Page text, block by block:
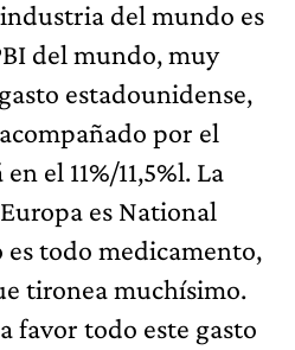
del mundo es
del mundo, muy
estadounidense,
por el
el 11%/11,5%l. La
es National
es todo medicamento,
tironea muchísimo.
favor todo este gasto